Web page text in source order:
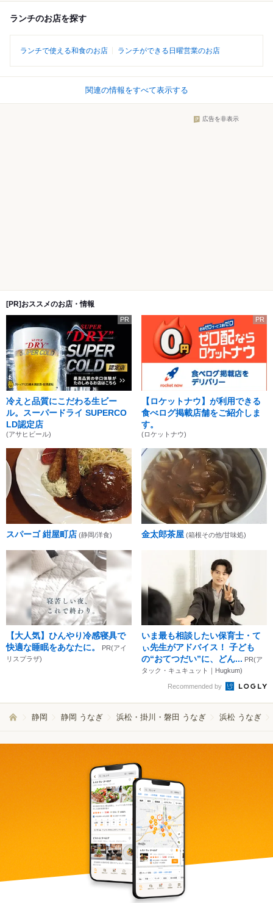
ランチのお店を探す
ランチで使える和食のお店 ランチができる日曜営業のお店
関連の情報をすべて表示する
広告を非表示
[PR]おススメのお店・情報
PR
冷えと品質にこだわる生ビー
ル。スーパードライ SUPERCO
LD認定店
(アサヒビール)
PR
【ロケットナウ】が利用できる
食べログ掲載店舗をご紹介しま
す。
(ロケットナウ)
スパーゴ 紺屋町店 (静岡/洋食) 金太郎茶屋 (箱根その他/甘味処)
【大人気】ひんやり冷感寝具で
快適な睡眠をあなたに。
PR(アイ
リスプラザ)
いま最も相談したい保育士・て
ぃ先生がアドバイス！ 子ども
の“おてつだい”に、どん... PR(ア
タック・キュキュット｜Hugkum)
Recommended by
静岡 静岡 うなぎ 浜松・掛川・磐田 うなぎ 浜松 うなぎ